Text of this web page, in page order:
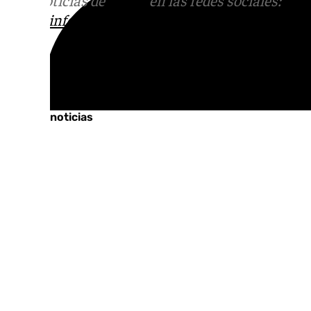
informativos@101tv.es
Últimas noticias